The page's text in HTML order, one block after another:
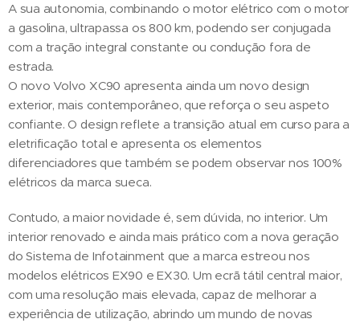
A sua autonomia, combinando o motor elétrico com o motor
a gasolina, ultrapassa os 800 km, podendo ser conjugada
com a tração integral constante ou condução fora de
estrada.
O novo Volvo XC90 apresenta ainda um novo design
exterior, mais contemporâneo, que reforça o seu aspeto
confiante. O design reflete a transição atual em curso para a
eletrificação total e apresenta os elementos
diferenciadores que também se podem observar nos 100%
elétricos da marca sueca.
Contudo, a maior novidade é, sem dúvida, no interior. Um
interior renovado e ainda mais prático com a nova geração
do Sistema de Infotainment que a marca estreou nos
modelos elétricos EX90 e EX30. Um ecrã tátil central maior,
com uma resolução mais elevada, capaz de melhorar a
experiência de utilização, abrindo um mundo de novas